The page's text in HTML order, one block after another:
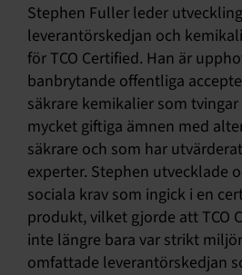
Stephen Fuller leder
leverantörskedjan och
för TCO Certified. Han är
banbrytande offentliga
säkrare kemikalier som
mycket giftiga ämnen med
säkrare och som har
experter. Stephen utvecklade
sociala krav som ingick i en
produkt, vilket gjorde att TCO
inte längre bara var strikt
omfattade leverantörskedjan